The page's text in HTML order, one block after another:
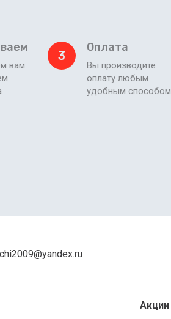
вам
3
Оплата
Вы производите
оплату любым
удобным способом
Акции